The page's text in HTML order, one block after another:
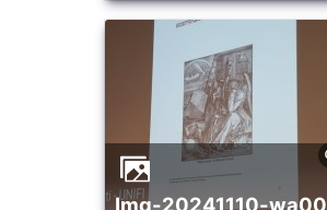
img-20241110-